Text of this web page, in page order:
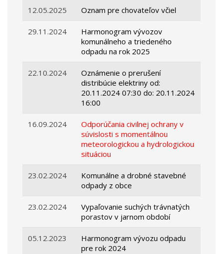
12.05.2025 Oznam pre chovateľov včiel
29.11.2024
Harmonogram vývozov
komunálneho a triedeného
odpadu na rok 2025
22.10.2024
Oznámenie o prerušení
distribúcie elektriny od:
20.11.2024 07:30 do: 20.11.2024
16:00
16.09.2024
Odporúčania civilnej ochrany v
súvislosti s momentálnou
meteorologickou a hydrologickou
situáciou
23.02.2024
Komunálne a drobné stavebné
odpady z obce
23.02.2024
Vypaľovanie suchých trávnatých
porastov v jarnom období
05.12.2023
Harmonogram vývozu odpadu
pre rok 2024